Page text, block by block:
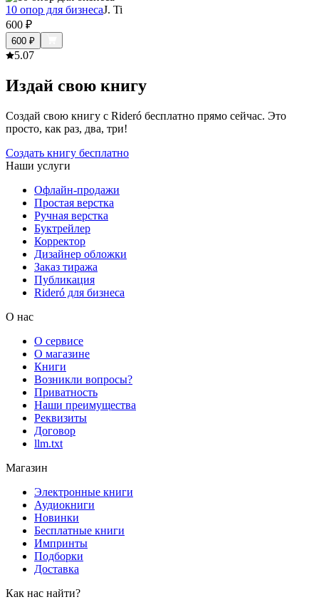
10 опор для бизнесаJ. Ti
600 ₽
600 ₽
5.07
Издай свою книгу
Создай свою книгу с Rideró бесплатно прямо сейчас. Это
просто, как раз, два, три!
Создать книгу бесплатно
Наши услуги
Офлайн-продажи
Простая верстка
Ручная верстка
Буктрейлер
Корректор
Дизайнер обложки
Заказ тиража
Публикация
Rideró для бизнеса
О нас
О сервисе
О магазине
Книги
Возникли вопросы?
Приватность
Наши преимущества
Реквизиты
Договор
llm.txt
Магазин
Электронные книги
Аудиокниги
Новинки
Бесплатные книги
Импринты
Подборки
Доставка
Как нас найти?